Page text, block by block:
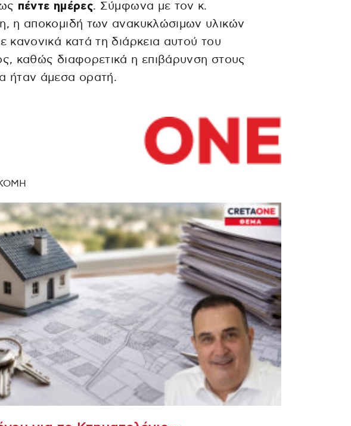
πέντε ημέρες. Σύμφωνα με τον κ.
η αποκομιδή των ανακυκλώσιμων υλικών
κανονικά κατά τη διάρκεια αυτού του
καθώς διαφορετικά η επιβάρυνση στους
ήταν άμεσα ορατή.